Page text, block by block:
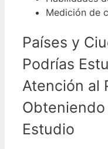
Medición de
Países y
Podrías
Atención al
Estudio